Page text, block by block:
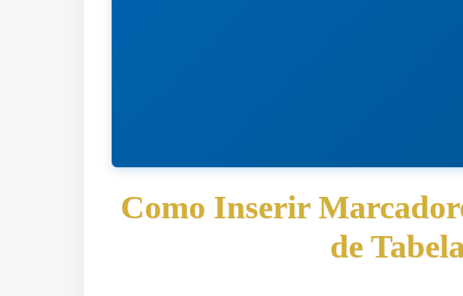
Como Inserir
de